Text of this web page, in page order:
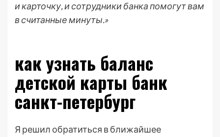
и карточку, и сотрудники банка помогут вам
в считанные минуты.»
как узнать баланс
детской карты банк
санкт-петербург
Я решил обратиться в ближайшее